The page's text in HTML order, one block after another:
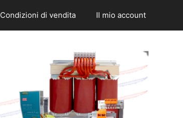
Condizioni di vendita Il mio account